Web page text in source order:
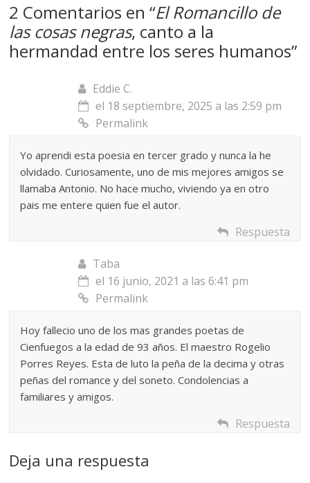
2 Comentarios en “El Romancillo de
las cosas negras, canto a la
hermandad entre los seres humanos”
Eddie C.
el 18 septiembre, 2025 a las 2:59 pm
Permalink
Yo aprendi esta poesia en tercer grado y nunca la he
olvidado. Curiosamente, uno de mis mejores amigos se
llamaba Antonio. No hace mucho, viviendo ya en otro
pais me entere quien fue el autor.
Respuesta
Taba
el 16 junio, 2021 a las 6:41 pm
Permalink
Hoy fallecio uno de los mas grandes poetas de
Cienfuegos a la edad de 93 años. El maestro Rogelio
Porres Reyes. Esta de luto la peña de la decima y otras
peñas del romance y del soneto. Condolencias a
familiares y amigos.
Respuesta
Deja una respuesta